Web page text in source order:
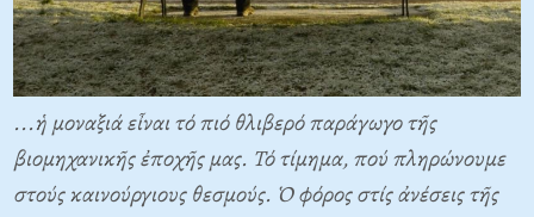
...ἡ μοναξιά εἶναι τό πιό θλιβερό παράγωγο τῆς
βιομηχανικῆς ἐποχῆς μας. Τό τίμημα, πού πληρώνουμε
στούς καινούργιους θεσμούς. Ὁ φόρος στίς ἀνέσεις τῆς